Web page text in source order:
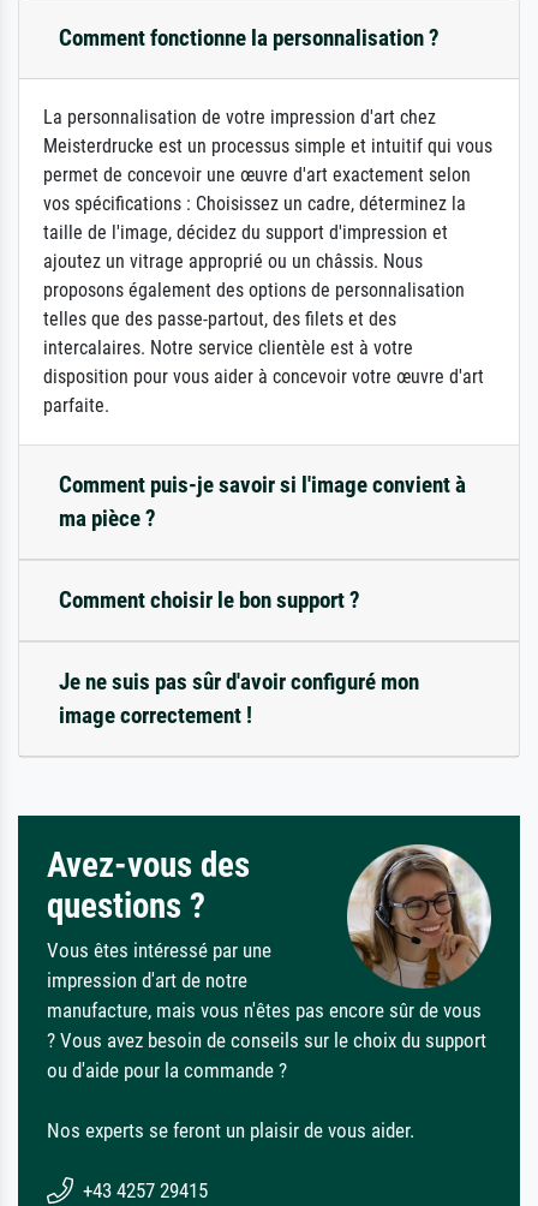
Comment fonctionne la personnalisation ?
La personnalisation de votre impression d'art chez
Meisterdrucke est un processus simple et intuitif qui vous
permet de concevoir une œuvre d'art exactement selon
vos spécifications : Choisissez un cadre, déterminez la
taille de l'image, décidez du support d'impression et
ajoutez un vitrage approprié ou un châssis. Nous
proposons également des options de personnalisation
telles que des passe-partout, des filets et des
intercalaires. Notre service clientèle est à votre
disposition pour vous aider à concevoir votre œuvre d'art
parfaite.
Comment puis-je savoir si l'image convient à
ma pièce ?
Comment choisir le bon support ?
Je ne suis pas sûr d'avoir configuré mon
image correctement !
Avez-vous des
questions ?
Vous êtes intéressé par une
impression d'art de notre
manufacture, mais vous n'êtes pas encore sûr de vous
? Vous avez besoin de conseils sur le choix du support
ou d'aide pour la commande ?
Nos experts se feront un plaisir de vous aider.
+43 4257 29415